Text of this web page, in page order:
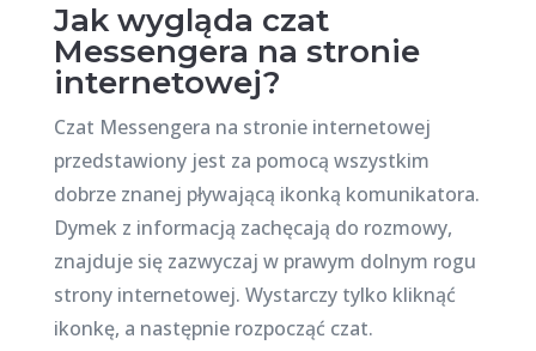
Jak wygląda czat
Messengera na stronie
internetowej?
Czat Messengera na stronie internetowej
przedstawiony jest za pomocą wszystkim
dobrze znanej pływającą ikonką komunikatora.
Dymek z informacją zachęcają do rozmowy,
znajduje się zazwyczaj w prawym dolnym rogu
strony internetowej. Wystarczy tylko kliknąć
ikonkę, a następnie rozpocząć czat.